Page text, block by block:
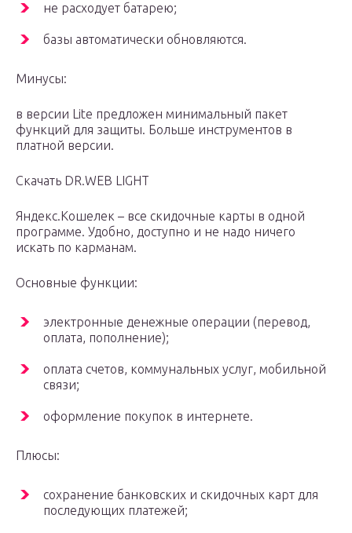
не расходует батарею;
базы автоматически обновляются.
Минусы:
в версии Lite предложен минимальный пакет
функций для защиты. Больше инструментов в
платной версии.
Скачать DR.WEB LIGHT
Яндекс.Кошелек – все скидочные карты в одной
программе. Удобно, доступно и не надо ничего
искать по карманам.
Основные функции:
электронные денежные операции (перевод,
оплата, пополнение);
оплата счетов, коммунальных услуг, мобильной
связи;
оформление покупок в интернете.
Плюсы:
сохранение банковских и скидочных карт для
последующих платежей;